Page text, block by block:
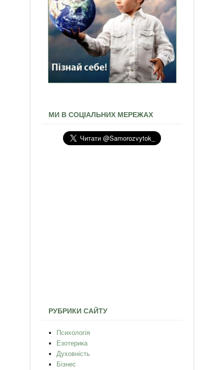
МИ В СОЦІАЛЬНИХ МЕРЕЖАХ
РУБРИКИ САЙТУ
Психологія
Езотерика
Духовність
Бізнес